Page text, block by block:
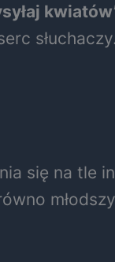
się na tle